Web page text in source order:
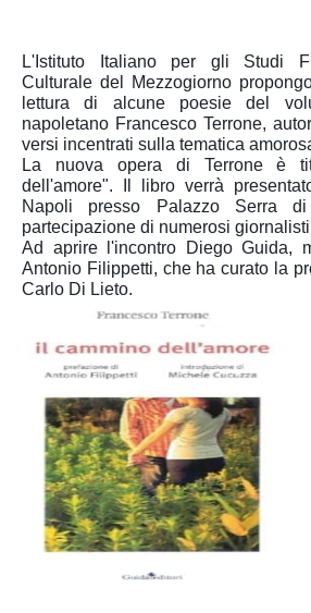
L' Istituto Italiano per gli Studi
Culturale del Mezzogiorno
lettura di alcune poesie del
napoletano Francesco Terrone,
versi incentrati sulla tematica
La nuova opera di Terrone è
dell'amore".
Il libro verrà
Napoli
presso Palazzo Serra
partecipazione di numerosi
Ad aprire l'incontro
Diego Guida
Antonio Filippetti,
Carlo Di Lieto.